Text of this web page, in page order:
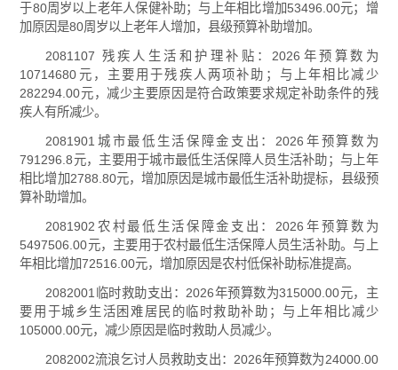
于80周岁以上老年人保健补助；与上年相比增加53496.00元；增
加原因是80周岁以上老年人增加，县级预算补助增加。
2081107 残疾人生活和护理补贴：2026年预算数为
10714680元，主要用于残疾人两项补助；与上年相比减少
282294.00元，减少主要原因是符合政策要求规定补助条件的残
疾人有所减少。
2081901城市最低生活保障金支出：2026年预算数为
791296.8元，主要用于城市最低生活保障人员生活补助；与上年
相比增加2788.80元，增加原因是城市最低生活补助提标，县级预
算补助增加。
2081902农村最低生活保障金支出：2026年预算数为
5497506.00元，主要用于农村最低生活保障人员生活补助。与上
年相比增加72516.00元，增加原因是农村低保补助标准提高。
2082001临时救助支出：2026年预算数为315000.00元，主
要用于城乡生活困难居民的临时救助补助；与上年相比减少
105000.00元，减少原因是临时救助人员减少。
2082002流浪乞讨人员救助支出：2026年预算数为24000.00